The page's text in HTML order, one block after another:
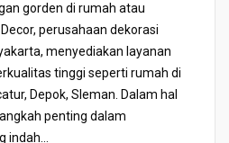
gorden di rumah atau
perusahaan dekorasi
menyediakan layanan
tinggi seperti rumah di
Depok, Sleman. Dalam hal
penting dalam